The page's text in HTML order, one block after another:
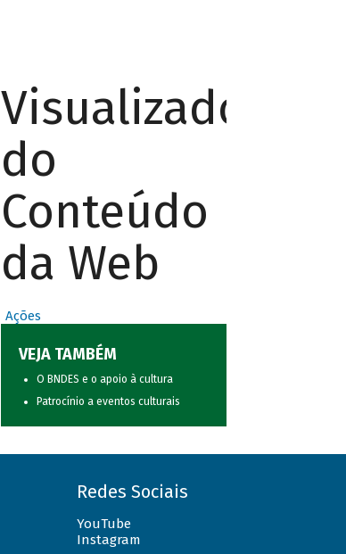
Visualizador
do
Conteúdo
da Web
Ações
VEJA TAMBÉM
O BNDES e o apoio à cultura
Patrocínio a eventos culturais
Redes Sociais
YouTube
Instagram